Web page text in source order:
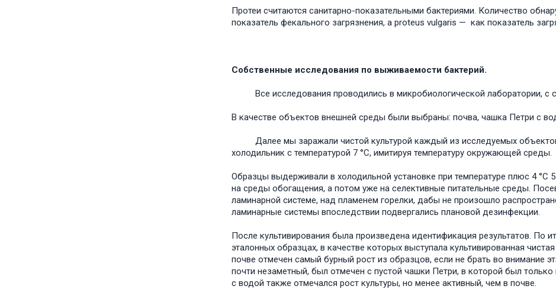
Протеи считаются санитарно-показательными бактериями. Количество
показатель фекального загрязнения, а proteus vulgaris — как показатель
Собственные исследования по выживаемости бактерий.
Все исследования проводились в микробиологической лаборатории, с
В качестве объектов внешней среды были выбраны: почва, чашка Петри с
Далее мы заражали чистой культурой каждый из исследуемых
холодильник с температурой 7 °С, имитируя температуру окружающей среды.
Образцы выдерживали в холодильной установке при температуре плюс 4 °С
на среды обогащения, а потом уже на селективные питательные среды.
ламинарной системе, над пламенем горелки, дабы не произошло
ламинарные системы впоследствии подвергались плановой дезинфекции.
После культивирования была произведена идентификация результатов. По
эталонных образцах, в качестве которых выступала культивированная
почве отмечен самый бурный рост из образцов, если не брать во внимание
почти незаметный, был отмечен с пустой чашки Петри, в которой был
с водой также отмечался рост культуры, но менее активный, чем в почве.